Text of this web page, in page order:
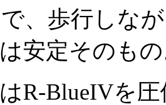
、歩行しな
安定そのも
R-BlueIVを